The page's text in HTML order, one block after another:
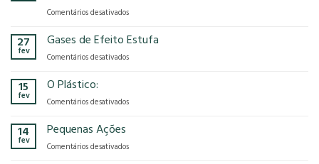
pensar
impacto
o
tem
Comentários desativadosem
RCRambiental
presença
e
2025!
27
fev
Gases de Efeito Estufa
Comentários desativadosem
Estufa
15
fev
O Plástico:
Comentários desativadosem
14
fev
Pequenas Ações
Comentários desativadosem